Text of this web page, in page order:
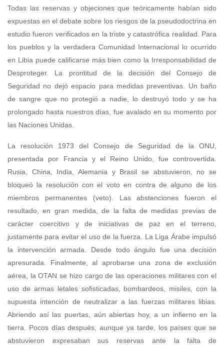
Todas las reservas y objeciones que teóricamente habían sido
expuestas en el debate sobre los riesgos de la pseudodoctrina en
estudio fueron verificados en la triste y catastrófica realidad. Para
los pueblos y la verdadera Comunidad Internacional lo ocurrido
en Libia puede calificarse más bien como la Irresponsabilidad de
Desproteger. La prontitud de la decisión del Consejo de
Seguridad no dejó espacio para medidas preventivas. Un baño
de sangre que no protegió a nadie, lo destruyó todo y se ha
prolongado hasta nuestros días, fue avalado en su momento por
las Naciones Unidas.
La resolución 1973 del Consejo de Seguridad de la ONU,
presentada por Francia y el Reino Unido, fue controvertida.
Rusia, China, India, Alemania y Brasil se abstuvieron, no se
bloqueó la resolución con el voto en contra de alguno de los
miembros permanentes (veto). Las abstenciones fueron el
resultado, en gran medida, de la falta de medidas previas de
carácter coercitivo y de iniciativas de paz en el terreno,
justamente para evitar el uso de la fuerza. La Liga Árabe impulsó
la intervención armada. Desde todo ángulo fue una decisión
apresurada. Finalmente, al aprobarse una zona de exclusión
aérea, la OTAN se hizo cargo de las operaciones militares con el
uso de armas letales sofisticadas, bombardeos, misiles, con la
supuesta intención de neutralizar a las fuerzas militares libias.
Abriendo así las puertas, aún abiertas hoy, a un infierno en la
tierra. Pocos días después, aunque ya tarde, los países que se
abstuvieron expresaban sus reservas ante la falta de